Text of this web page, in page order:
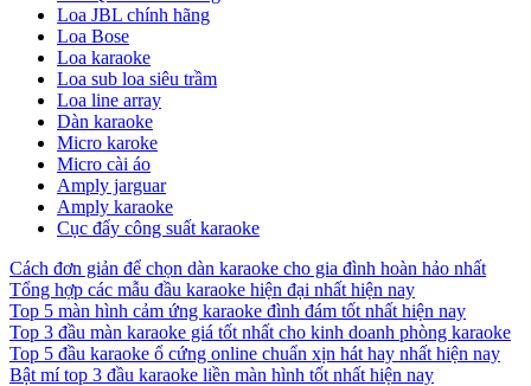
Loa JBL chính hãng
Loa Bose
Loa karaoke
Loa sub loa siêu trầm
Loa line array
Dàn karaoke
Micro karoke
Micro cài áo
Amply jarguar
Amply karaoke
Cục đẩy công suất karaoke
Cách đơn giản để chọn dàn karaoke cho gia đình hoàn hảo nhất
Tổng hợp các mẫu đầu karaoke hiện đại nhất hiện nay
Top 5 màn hình cảm ứng karaoke đình đám tốt nhất hiện nay
Top 3 đầu màn karaoke giá tốt nhất cho kinh doanh phòng karaoke
Top 5 đầu karaoke ổ cứng online chuẩn xịn hát hay nhất hiện nay
Bật mí top 3 đầu karaoke liền màn hình tốt nhất hiện nay